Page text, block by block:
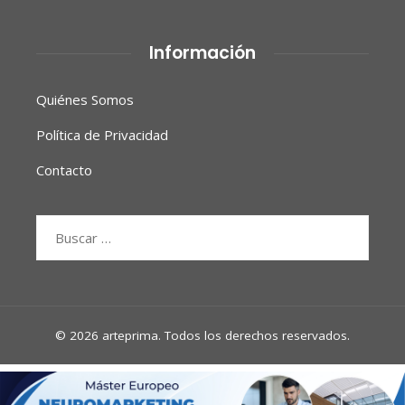
Información
Quiénes Somos
Política de Privacidad
Contacto
© 2026 arteprima. Todos los derechos reservados.